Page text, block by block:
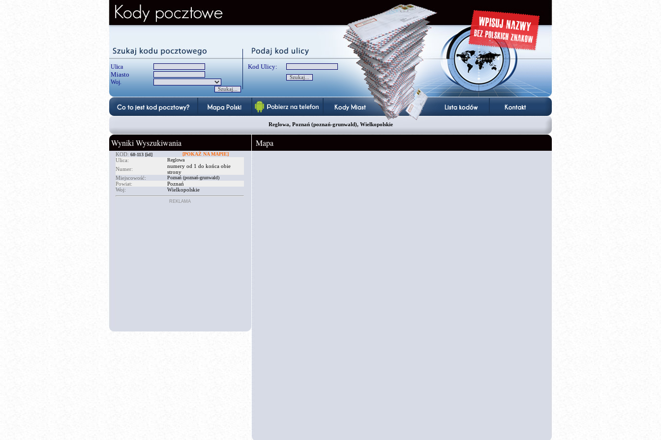
Ulica
Miasto
Woj.
Kod Ulicy:
Reglowa, Poznań (poznań-grunwald), Wielkopolskie
Wyniki Wyszukiwania
KOD: 60-113 [id] [POKAŻ NA MAPIE]
Ulica: Reglowa
Numer:
numery od 1 do końca obie
strony
Miejscowość:
Poznań (poznań-grunwald)
Powiat:
Poznań
Woj:
Wielkopolskie
REKLAMA
Mapa